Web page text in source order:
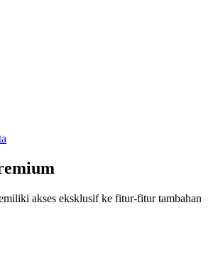
akses eksklusif ke fitur-fitur tambahan